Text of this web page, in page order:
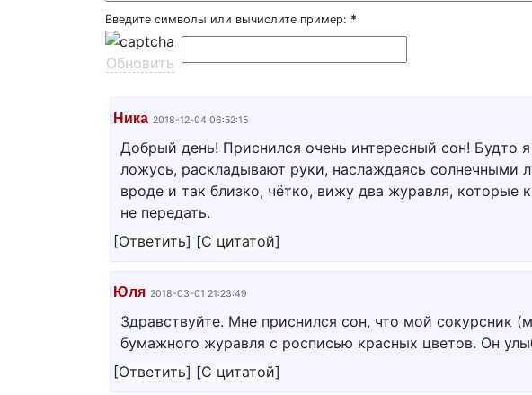
Введите символы или вычислите пример: *
Обновить
Ника 2018-12-04 06:52:15
Добрый день! Приснился очень интересный сон! Будто
ложусь, раскладывают руки, наслаждаясь солнечными
вроде и так близко, чётко, вижу два журавля, которые
не передать.
[Ответить] [С цитатой]
Юля 2018-03-01 21:23:49
Здравствуйте. Мне приснился сон, что мой сокурсник
бумажного журавля с росписью красных цветов. Он
[Ответить] [С цитатой]